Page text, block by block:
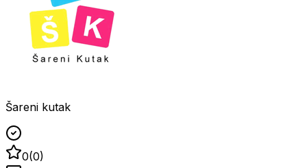
Šareni kutak
0(0)